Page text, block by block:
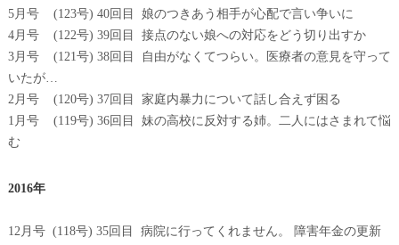
5月号 (123号) 40回目 娘のつきあう相手が心配で言い争いに
4月号 (122号) 39回目 接点のない娘への対応をどう切り出すか
3月号 (121号) 38回目 自由がなくてつらい。医療者の意見を守って
いたが…
2月号 (120号) 37回目 家庭内暴力について話し合えず困る
1月号 (119号) 36回目 妹の高校に反対する姉。二人にはさまれて悩
む
2016年
12月号 (118号) 35回目 病院に行ってくれません。 障害年金の更新